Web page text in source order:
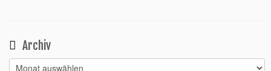
Archiv
Archiv